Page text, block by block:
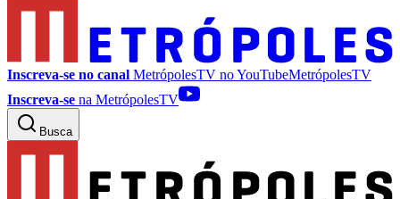
Inscreva-se no canal MetrópolesTV noYouTubeMetrópolesTV
Inscreva-se na MetrópolesTV
Busca